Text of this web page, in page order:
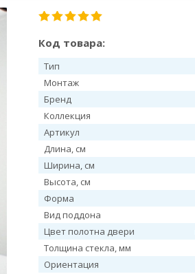
Код товара:
Тип
Монтаж
Бренд
Коллекция
Артикул
Длина, см
Ширина, см
Высота, см
Форма
Вид поддона
Цвет полотна двери
Толщина стекла, мм
Ориентация